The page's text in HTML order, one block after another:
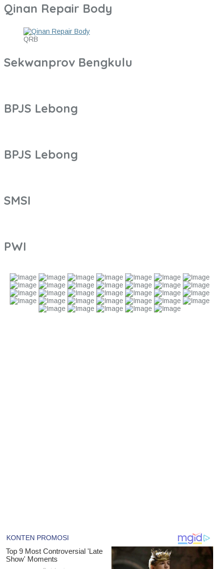
Qinan Repair Body
QRB
Sekwanprov Bengkulu
BPJS Lebong
BPJS Lebong
SMSI
PWI